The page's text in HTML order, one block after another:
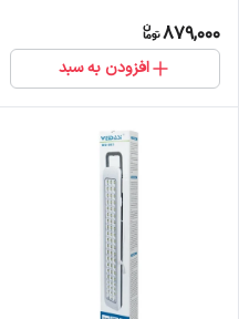
879,000
افزودن به سبد